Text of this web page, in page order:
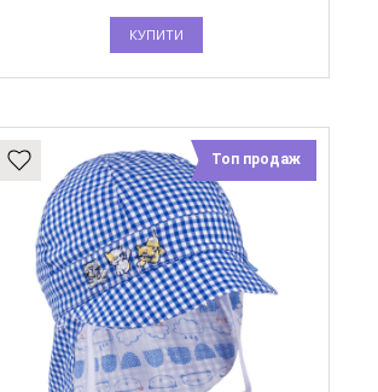
КУПИТИ
Топ продаж